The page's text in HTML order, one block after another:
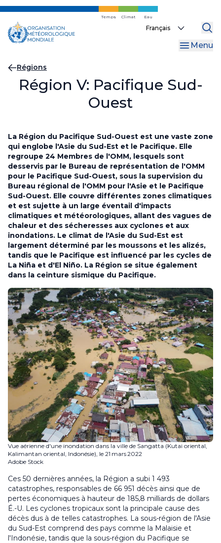
Skip
main
content
Temps Climat Eau
Select
Menu
Fil
d'Ariane
Régions
Région V: Pacifique Sud-
Ouest
La Région du Pacifique Sud-Ouest est une vaste zone
qui englobe l'Asie du Sud-Est et le Pacifique. Elle
regroupe 24 Membres de l'OMM, lesquels sont
desservis par le Bureau de représentation de l'OMM
pour le Pacifique Sud-Ouest, sous la supervision du
Bureau régional de l'OMM pour l'Asie et le Pacifique
Sud-Ouest. Elle couvre différentes zones climatiques
et est sujette à un large éventail d'impacts
climatiques et météorologiques, allant des vagues de
chaleur et des sécheresses aux cyclones et aux
inondations. Le climat de l'Asie du Sud-Est est
largement déterminé par les moussons et les alizés,
tandis que le Pacifique est influencé par les cycles de
La Niña et d'El Niño. La Région se situe également
dans la ceinture sismique du Pacifique.
Vue aérienne d'une inondation dans la ville de Sangatta (Kutai oriental,
Kalimantan oriental, Indonésie), le 21 mars 2022
Adobe Stock
Ces 50 dernières années, la Région a subi 1 493
catastrophes, responsables de 66 951 décès ainsi que de
pertes économiques à hauteur de 185,8 milliards de dollars
É.-U. Les cyclones tropicaux sont la principale cause des
décès dus à de telles catastrophes. La sous-région de l'Asie
du Sud-Est comprend des pays comme la Malaisie et
l'Indonésie, tandis que la sous-région du Pacifique se